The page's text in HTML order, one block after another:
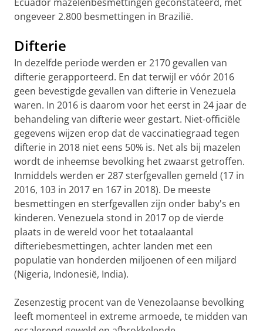
ongeveer 2.800 besmettingen in Brazilië.
Difterie
In dezelfde periode werden er 2170 gevallen van
difterie gerapporteerd. En dat terwijl er vóór 2016
geen bevestigde gevallen van difterie in Venezuela
waren. In 2016 is daarom voor het eerst in 24 jaar de
behandeling van difterie weer gestart. Niet-officiële
gegevens wijzen erop dat de vaccinatiegraad tegen
difterie in 2018 niet eens 50% is. Net als bij mazelen
wordt de inheemse bevolking het zwaarst getroffen.
Inmiddels werden er 287 sterfgevallen gemeld (17 in
2016, 103 in 2017 en 167 in 2018). De meeste
besmettingen en sterfgevallen zijn onder baby's en
kinderen. Venezuela stond in 2017 op de vierde
plaats in de wereld voor het totaalaantal
difteriebesmettingen, achter landen met een
populatie van honderden miljoenen of een miljard
(Nigeria, Indonesië, India).
Zesenzestig procent van de Venezolaanse bevolking
leeft momenteel in extreme armoede, te midden van